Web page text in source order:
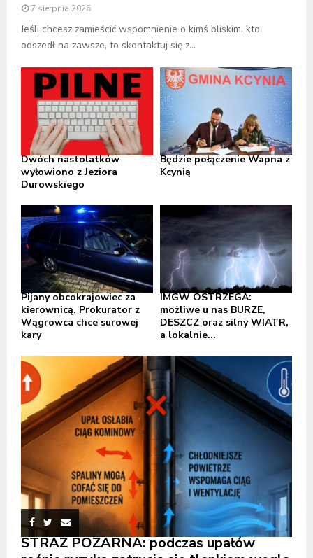
7 sierpnia 2026
Jeśli chcesz zamieścić wspomnienie o kimś bliskim, kto
odszedł na zawsze, to skontaktuj się z...
Dwóch nastolatków
wyłowiono z Jeziora
Durowskiego
Będzie połączenie Wapna z
Kcynią
Pijany obcokrajowiec za
kierownicą. Prokurator z
Wągrowca chce surowej
kary
IMGW OSTRZEGA:
możliwe u nas BURZE,
DESZCZ oraz silny WIATR,
a lokalnie...
STRAŻ POŻARNA: podczas upałów